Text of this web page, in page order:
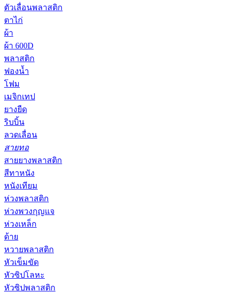
ตัวเลื่อนพลาสติก
ตาไก่
ผ้า
ผ้า 600D
พลาสติก
ฟองน้ำ
โฟม
เมจิกเทป
ยางยืด
ริบบิ้น
ลวดเลื่อน
สายทอ
สายยางพลาสติก
สีทาหนัง
หนังเทียม
ห่วงพลาสติก
ห่วงพวงกุญแจ
ห่วงเหล็ก
ด้าย
หวายพลาสติก
หัวเข็มขัด
หัวซิปโลหะ
หัวซิปพลาสติก